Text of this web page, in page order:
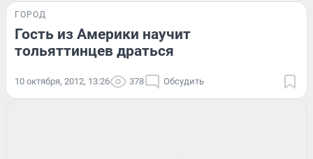
ГОРОД
Гость из Америки научит
тольяттинцев драться
10 октября, 2012, 13:26 378 Обсудить